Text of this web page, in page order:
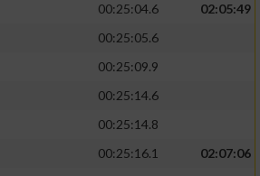
00:25:04.6
02:05:49
00:25:05.6
00:25:09.9
00:25:14.6
00:25:14.8
00:25:16.1
02:07:06